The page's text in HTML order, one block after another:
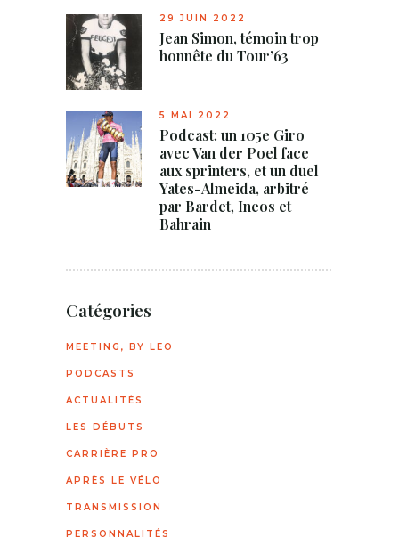
29 JUIN 2022
Jean Simon, témoin trop
honnête du Tour’63
5 MAI 2022
Podcast: un 105e Giro
avec Van der Poel face
aux sprinters, et un duel
Yates-Almeida, arbitré
par Bardet, Ineos et
Bahrain
Catégories
MEETING, BY LEO
PODCASTS
ACTUALITÉS
LES DÉBUTS
CARRIÈRE PRO
APRÈS LE VÉLO
TRANSMISSION
PERSONNALITÉS